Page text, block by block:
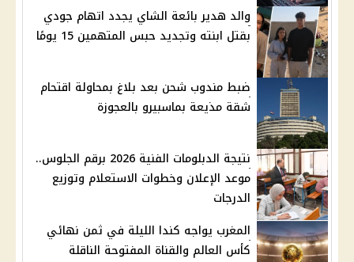
والد هدير بائعة الشاي يجدد اتهام جودي
بقتل ابنته وتجديد حبس المتهمين 15 يومًا
ضبط مندوب شحن بعد بلاغ بمحاولة اقتحام
شقة مذيعة بماسبيرو بالعجوزة
نتيجة الدبلومات الفنية 2026 برقم الجلوس..
موعد الإعلان وخطوات الاستعلام وتوزيع
الدرجات
المغرب يواجه كندا الليلة في ثمن نهائي
كأس العالم والقناة المفتوحة الناقلة